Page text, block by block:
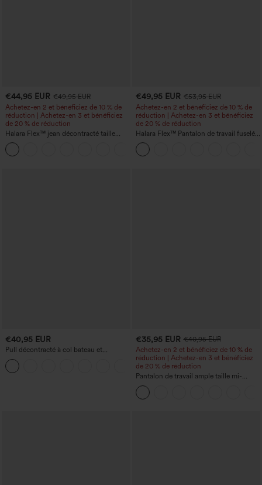
€44,95 EUR €49,95 EUR
Achetez-en 2 et bénéficiez de 10 % de
réduction | Achetez-en 3 et bénéficiez
de 20 % de réduction
Halara Flex™ jean décontracté taille
haute, large, avec poches, ourlet
retroussé et effet délavé
€49,95 EUR €53,95 EUR
Achetez-en 2 et bénéficiez de 10 % de
réduction | Achetez-en 3 et bénéficiez
de 20 % de réduction
Halara Flex™ Pantalon de travail fuselé,
uni, taille haute, avec poches
€40,95 EUR
Pull décontracté à col bateau et
manches chauve-souris
+1
€35,95 EUR €40,95 EUR
Achetez-en 2 et bénéficiez de 10 % de
réduction | Achetez-en 3 et bénéficiez
de 20 % de réduction
Pantalon de travail ample taille mi-
haute, coupe « barrel » (jambe en forme
de tonneau) avec poches